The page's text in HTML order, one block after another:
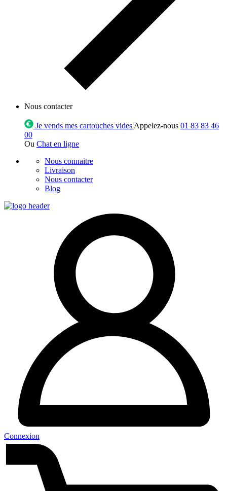
Nous contacter
Je vends mes cartouches vides Appelez-nous 01 83 83 46
00
Ou Chat en ligne
Nous connaitre
Livraison
Nous contacter
Blog
Connexion